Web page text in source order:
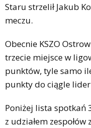
Staru strzelił Jakub
meczu.
Obecnie KSZO
trzecie miejsce w
punktów, tyle samo
punkty do ciągle
Poniżej lista spotkań
z udziałem